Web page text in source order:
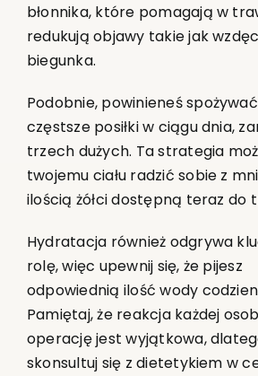
błonnika, które pomagają w
redukują objawy takie jak
biegunka.
Podobnie, powinieneś
częstsze posiłki w ciągu dnia,
trzech dużych. Ta strategia
twojemu ciału radzić sobie z
ilością żółci dostępną teraz do
Hydratacja również odgrywa
rolę, więc upewnij się, że pijesz
odpowiednią ilość wody
Pamiętaj, że reakcja każdej
operację jest wyjątkowa,
skonsultuj się z dietetykiem w